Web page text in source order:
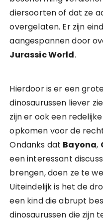
diersoorten of dat ze
overgelaten. Er zijn
aangespannen door
Jurassic World.
Hierdoor is er een
dinosaurussen liever
zijn er ook een
opkomen voor de
Ondanks dat Bayona,
een interessant
brengen, doen ze te
Uiteindelijk is het de
een kind die abrupt
dinosaurussen die zijn